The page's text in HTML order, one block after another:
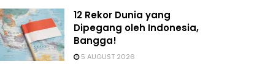
12 Rekor Dunia yang
Dipegang oleh Indonesia,
Bangga!
5 AUGUST 2026